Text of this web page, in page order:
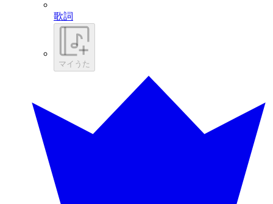
歌詞
マイうた